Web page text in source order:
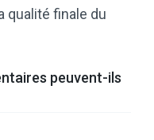
qualité finale du
peuvent-ils